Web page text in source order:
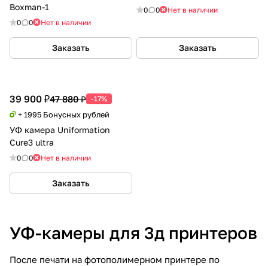
Boxman-1
0 0 Нет в наличии
Заказать
0 0 Нет в наличии
Заказать
39 900 ₽47 880 ₽ -17%
+ 1995 Бонусных рублей
УФ камера Uniformation
Cure3 ultra
0 0 Нет в наличии
Заказать
УФ-камеры для 3д принтеров
После печати на фотополимерном принтере по